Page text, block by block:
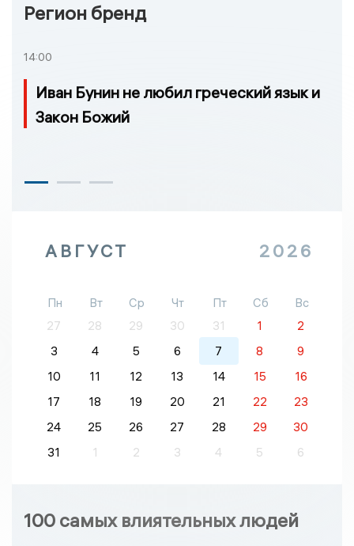
Регион бренд
14:00
Иван Бунин не любил греческий язык и
Закон Божий
АВГУСТ 2026
Пн Вт Ср Чт Пт Сб
Вс
27
28 29 30 31 1
2
3
4 5 6 7 8
9
10
11 12 13 14 15
16
17
18 19 20 21 22
23
24
25 26 27 28 29
30
31
1 2 3 4 5 6
100 самых влиятельных людей